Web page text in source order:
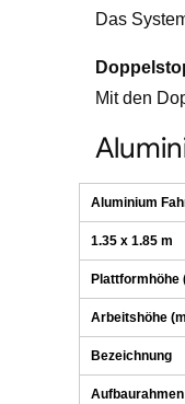
Das
Mit den
Aluminium
1.35 x 1.85 m
Plattformhöhe
Arbeitshöhe
Bezeichnung